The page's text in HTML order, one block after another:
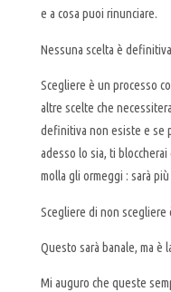
e a cosa puoi rinunciare.
Nessuna scelta è
Scegliere è un processo
altre scelte che
definitiva non esiste e se
adesso lo sia, ti
molla gli ormeggi : sarà
Scegliere di non scegliere
Questo sarà banale, ma è
Mi auguro che queste